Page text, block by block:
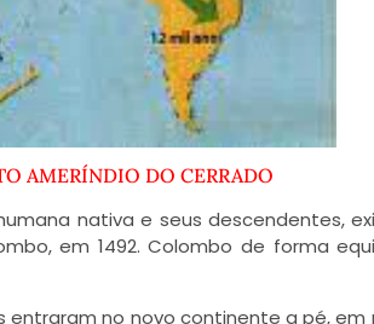
AMERÍNDIO DO CERRADO
nativa e seus descendentes,
em 1492. Colombo de forma
entraram no novo continente a pé,